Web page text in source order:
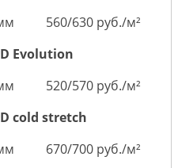
560/630 руб./м²
Evolution
520/570 руб./м²
cold stretch
670/700 руб./м²